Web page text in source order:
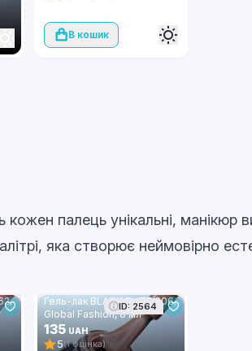
В кошик
палець унікальні, манікюр
яка створює неймовірно
ID: 2564
Гель-лак BLACK ELITE 306,
Global Fashion, 8 мл
135 UAH
5(1 оцінка)